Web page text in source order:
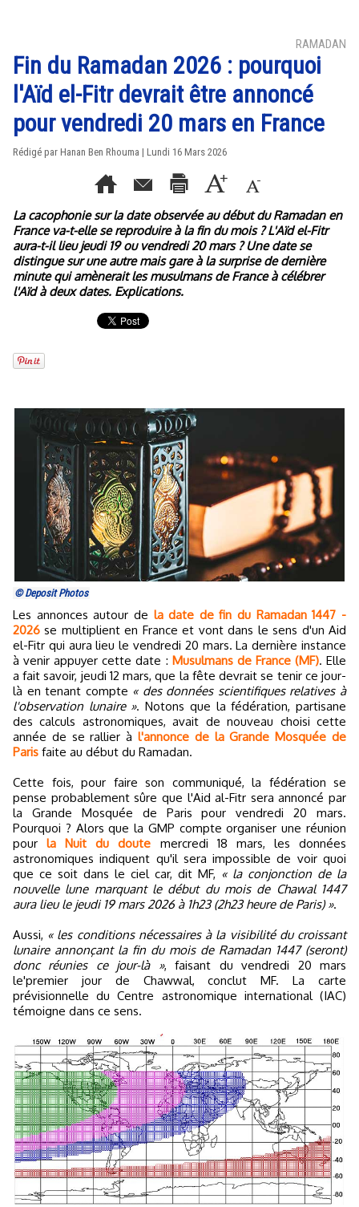
RAMADAN
Fin du Ramadan 2026 : pourquoi
l'Aïd el-Fitr devrait être annoncé
pour vendredi 20 mars en France
Rédigé par Hanan Ben Rhouma | Lundi 16 Mars 2026
La cacophonie sur la date observée au début du Ramadan en
France va-t-elle se reproduire à la fin du mois ? L'Aïd el-Fitr
aura-t-il lieu jeudi 19 ou vendredi 20 mars ? Une date se
distingue sur une autre mais gare à la surprise de dernière
minute qui amènerait les musulmans de France à célébrer
l'Aïd à deux dates. Explications.
© Deposit Photos
Les annonces autour de la date de fin du Ramadan 1447 -
2026 se multiplient en France et vont dans le sens d'un Aid
el-Fitr qui aura lieu le vendredi 20 mars. La dernière instance
à venir appuyer cette date : Musulmans de France (MF). Elle
a fait savoir, jeudi 12 mars, que la fête devrait se tenir ce jour-
là en tenant compte « des données scientifiques relatives à
l'observation lunaire ». Notons que la fédération, partisane
des calculs astronomiques, avait de nouveau choisi cette
année de se rallier à l'annonce de la Grande Mosquée de
Paris faite au début du Ramadan.
Cette fois, pour faire son communiqué, la fédération se
pense probablement sûre que l'Aid al-Fitr sera annoncé par
la Grande Mosquée de Paris pour vendredi 20 mars.
Pourquoi ? Alors que la GMP compte organiser une réunion
pourla Nuit du doute mercredi 18 mars, les données
astronomiques indiquent qu'il sera impossible de voir quoi
que ce soit dans le ciel car, dit MF, « la conjonction de la
nouvelle lune marquant le début du mois de Chawal 1447
aura lieu le jeudi 19 mars 2026 à 1h23 (2h23 heure de Paris) ».
Aussi, « les conditions nécessaires à la visibilité du croissant
lunaire annonçant la fin du mois de Ramadan 1447 (seront)
donc réunies ce jour-là », faisant du vendredi 20 mars
le'premier jour de Chawwal, conclut MF. La carte
prévisionnelle du Centre astronomique international (IAC)
témoigne dans ce sens.